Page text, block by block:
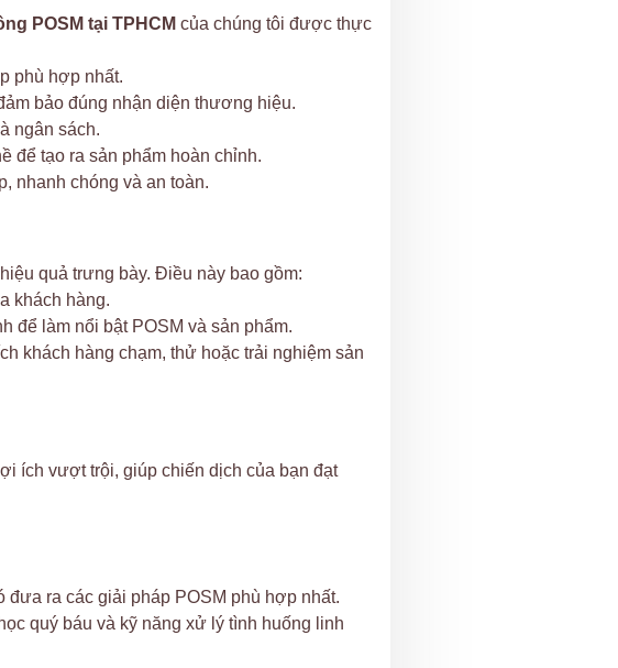
POSM tại TPHCM của chúng tôi được thực
phù hợp nhất.
bảo đúng nhận diện thương hiệu.
ngân sách.
để tạo ra sản phẩm hoàn chỉnh.
nhanh chóng và an toàn.
quả trưng bày. Điều này bao gồm:
khách hàng.
để làm nổi bật POSM và sản phẩm.
khách hàng chạm, thử hoặc trải nghiệm sản
ích vượt trội, giúp chiến dịch của bạn đạt
ra các giải pháp POSM phù hợp nhất.
quý báu và kỹ năng xử lý tình huống linh